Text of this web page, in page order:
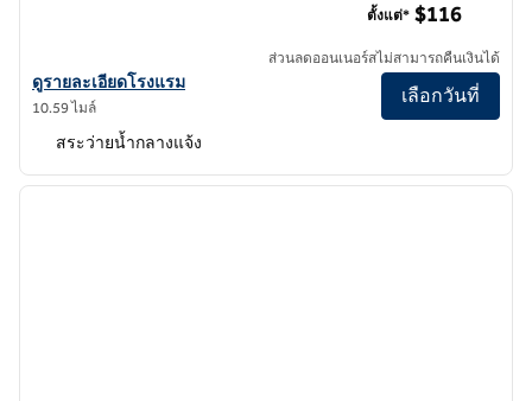
ดูรายละเอียดโรงแรม Hilton Garden Inn Jacksonville Downtown
ดูรายละเอียดโรงแรม
10.59 ไมล์
ตั้งแต่* $116
ส่วนลดออนเนอร์สไม่สามารถคืนเงินได้
เลือกวันที่
สระว่ายน้ำกลางแจ้ง
1 จาก 12
ภาพถั